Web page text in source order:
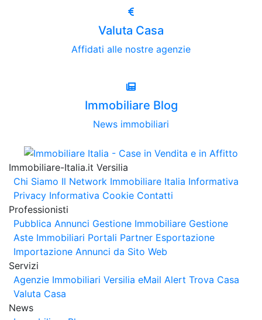
Valuta Casa
Affidati alle nostre agenzie
Immobiliare Blog
News immobiliari
Immobiliare-Italia.it Versilia
Chi Siamo Il Network Immobiliare Italia Informativa
Privacy Informativa Cookie Contatti
Professionisti
Pubblica Annunci Gestione Immobiliare Gestione
Aste Immobiliari Portali Partner Esportazione
Importazione Annunci da Sito Web
Servizi
Agenzie Immobiliari Versilia eMail Alert Trova Casa
Valuta Casa
News